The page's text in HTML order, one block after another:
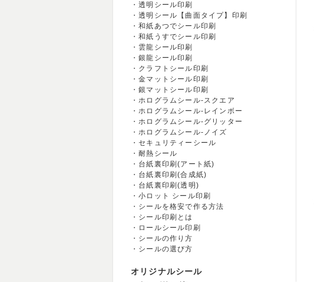
透明シール印刷
透明シール【曲面タイプ】印刷
和紙あつでシール印刷
和紙うすでシール印刷
雲龍シール印刷
銀龍シール印刷
クラフトシール印刷
金マットシール印刷
銀マットシール印刷
ホログラムシール-スクエア
ホログラムシール-レインボー
ホログラムシール-グリッター
ホログラムシール-ノイズ
セキュリティーシール
耐熱シール
台紙裏印刷(アート紙)
台紙裏印刷(合成紙)
台紙裏印刷(透明)
小ロット シール印刷
シールを格安で作る方法
シール印刷とは
ロールシール印刷
シールの作り方
シールの選び方
オリジナルシール